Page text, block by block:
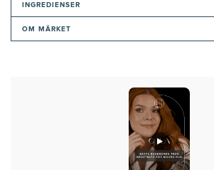
INGREDIENSER
OM MÄRKET